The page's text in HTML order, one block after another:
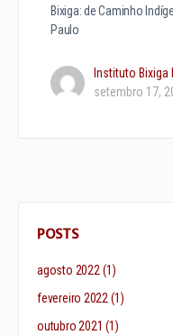
Bixiga: de Caminho
Paulo
Instituto
setembro 17,
POSTS
agosto 2022(1)
fevereiro 2022(1)
outubro 2021 (1)